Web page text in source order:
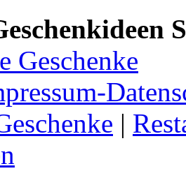
Geschenke
|